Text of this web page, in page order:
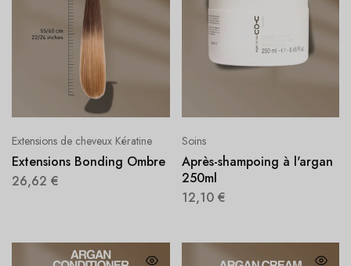
Extensions de cheveux Kératine
Extensions Bonding Ombre
26,62 €
Soins
Après-shampoing à l'argan
250ml
12,10 €